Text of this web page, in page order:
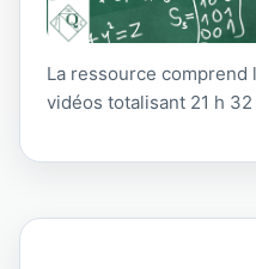
La ressource
vidéos totalisant 21 h